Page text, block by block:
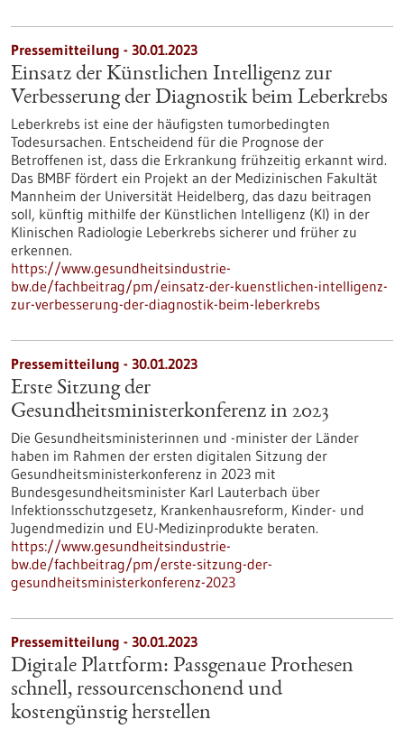
Pressemitteilung - 30.01.2023
Einsatz der Künstlichen Intelligenz zur
Verbesserung der Diagnostik beim Leberkrebs
Leberkrebs ist eine der häufigsten tumorbedingten
Todesursachen. Entscheidend für die Prognose der
Betroffenen ist, dass die Erkrankung frühzeitig erkannt wird.
Das BMBF fördert ein Projekt an der Medizinischen Fakultät
Mannheim der Universität Heidelberg, das dazu beitragen
soll, künftig mithilfe der Künstlichen Intelligenz (KI) in der
Klinischen Radiologie Leberkrebs sicherer und früher zu
erkennen.
https://www.gesundheitsindustrie-
bw.de/fachbeitrag/pm/einsatz-der-kuenstlichen-intelligenz-
zur-verbesserung-der-diagnostik-beim-leberkrebs
Pressemitteilung - 30.01.2023
Erste Sitzung der
Gesundheitsministerkonferenz in 2023
Die Gesundheitsministerinnen und -minister der Länder
haben im Rahmen der ersten digitalen Sitzung der
Gesundheitsministerkonferenz in 2023 mit
Bundesgesundheitsminister Karl Lauterbach über
Infektionsschutzgesetz, Krankenhausreform, Kinder- und
Jugendmedizin und EU-Medizinprodukte beraten.
https://www.gesundheitsindustrie-
bw.de/fachbeitrag/pm/erste-sitzung-der-
gesundheitsministerkonferenz-2023
Pressemitteilung - 30.01.2023
Digitale Plattform: Passgenaue Prothesen
schnell, ressourcenschonend und
kostengünstig herstellen